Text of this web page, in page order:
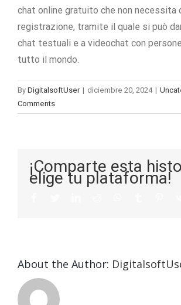
chat online gratuito che non necessita
registrazione, tramite il quale si può
chat testuali e a videochat con
tutto il mondo.
By DigitalsoftUser | diciembre 20, 2024 |
Comments
¡Comparte esta
elige tu plataforma!
About the Author: